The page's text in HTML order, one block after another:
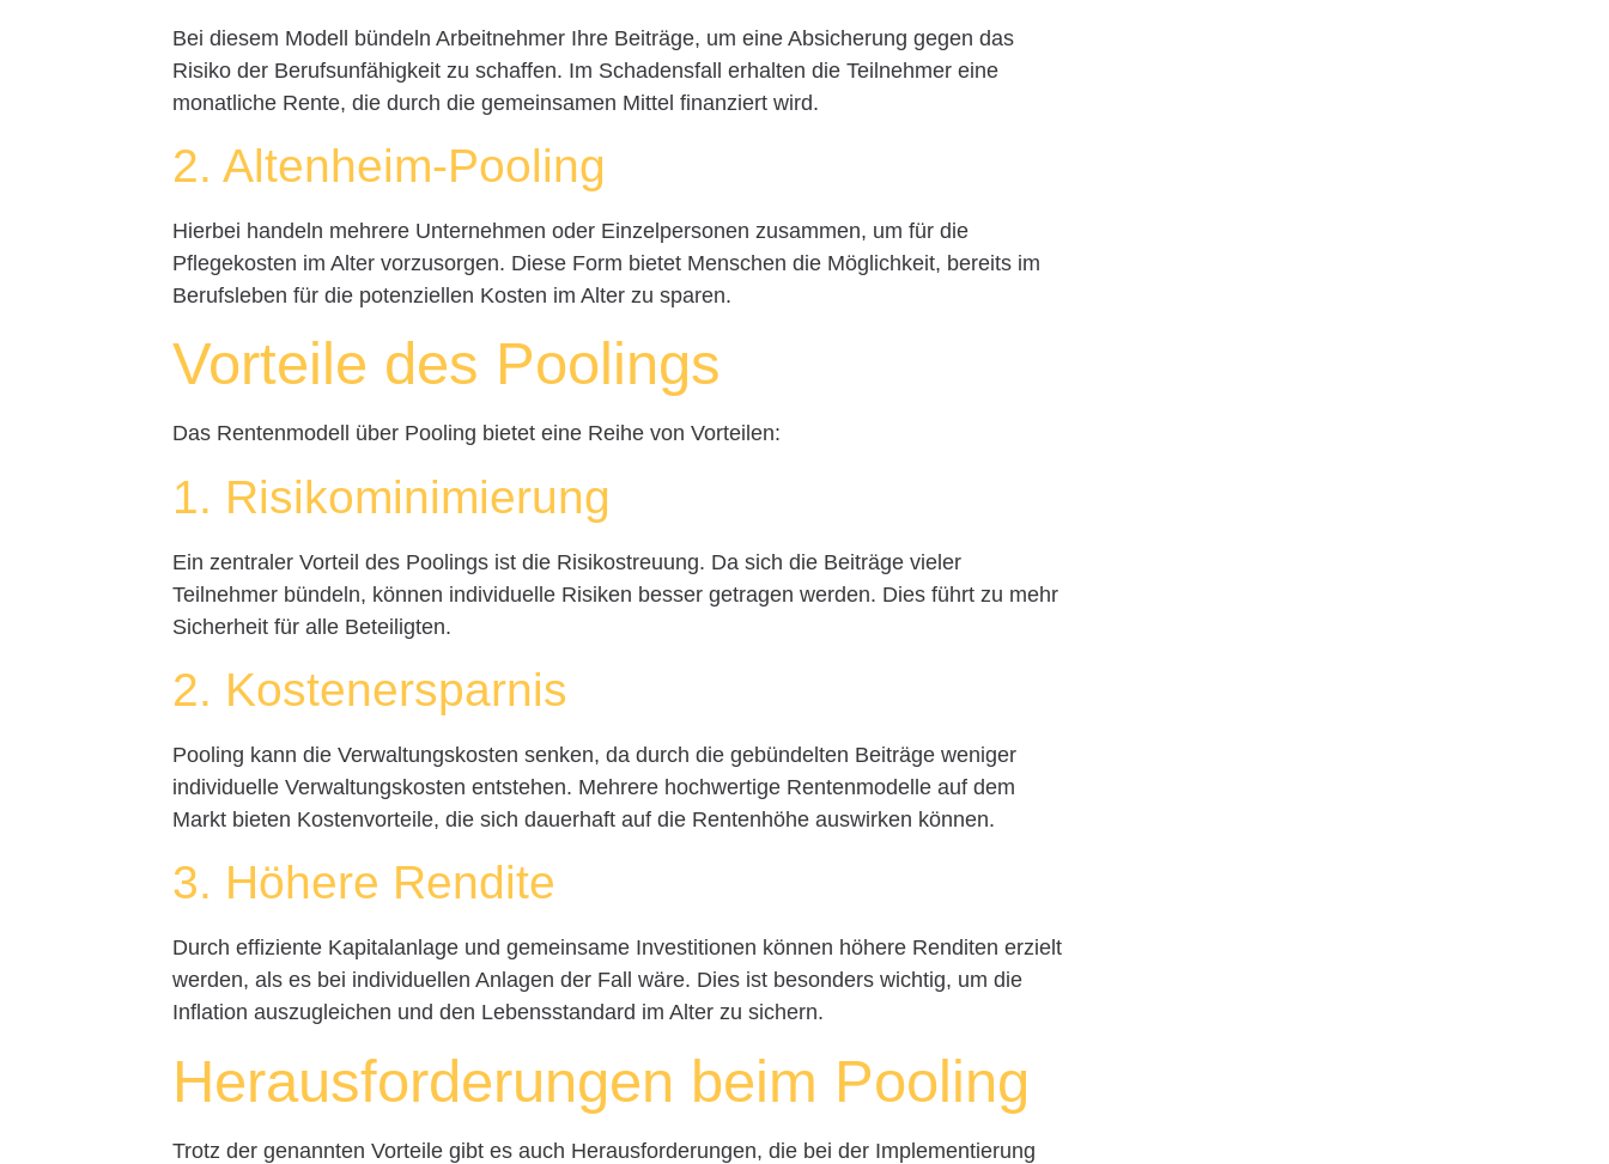
Bei diesem Modell bündeln Arbeitnehmer Ihre Beiträge, um eine Absicherung gegen das
Risiko der Berufsunfähigkeit zu schaffen. Im Schadensfall erhalten die Teilnehmer eine
monatliche Rente, die durch die gemeinsamen Mittel finanziert wird.
2. Altenheim-Pooling
Hierbei handeln mehrere Unternehmen oder Einzelpersonen zusammen, um für die
Pflegekosten im Alter vorzusorgen. Diese Form bietet Menschen die Möglichkeit, bereits im
Berufsleben für die potenziellen Kosten im Alter zu sparen.
Vorteile des Poolings
Das Rentenmodell über Pooling bietet eine Reihe von Vorteilen:
1. Risiko­minimierung
Ein zentraler Vorteil des Poolings ist die Risikostreuung. Da sich die Beiträge vieler
Teilnehmer bündeln, können individuelle Risiken besser getragen werden. Dies führt zu mehr
Sicherheit für alle Beteiligten.
2. Kostenersparnis
Pooling kann die Verwaltungskosten senken, da durch die gebündelten Beiträge weniger
individuelle Verwaltungskosten entstehen. Mehrere hochwertige Rentenmodelle auf dem
Markt bieten Kostenvorteile, die sich dauerhaft auf die Rentenhöhe auswirken können.
3. Höhere Rendite
Durch effiziente Kapitalanlage und gemeinsame Investitionen können höhere Renditen erzielt
werden, als es bei individuellen Anlagen der Fall wäre. Dies ist besonders wichtig, um die
Inflation auszugleichen und den Lebensstandard im Alter zu sichern.
Herausforderungen beim Pooling
Trotz der genannten Vorteile gibt es auch Herausforderungen, die bei der Implementierung